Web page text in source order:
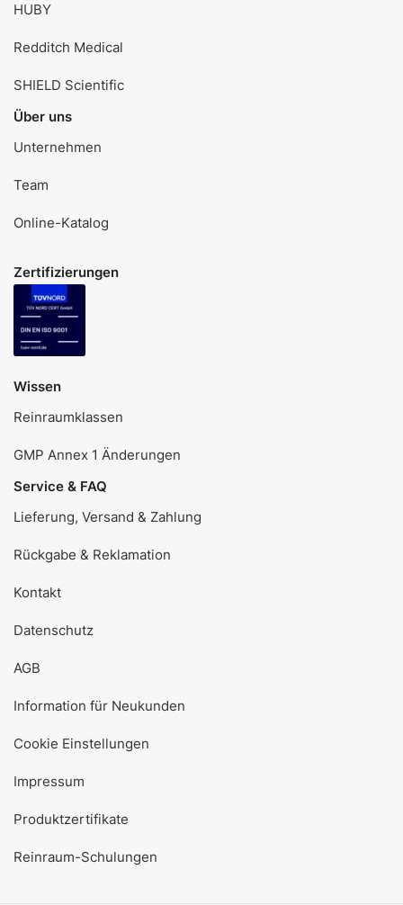
HUBY
Redditch Medical
SHIELD Scientific
Über uns
Unternehmen
Team
Online-Katalog
Zertifizierungen
Wissen
Reinraumklassen
GMP Annex 1 Änderungen
Service & FAQ
Lieferung, Versand & Zahlung
Rückgabe & Reklamation
Kontakt
Datenschutz
AGB
Information für Neukunden
Cookie Einstellungen
Impressum
Produktzertifikate
Reinraum-Schulungen